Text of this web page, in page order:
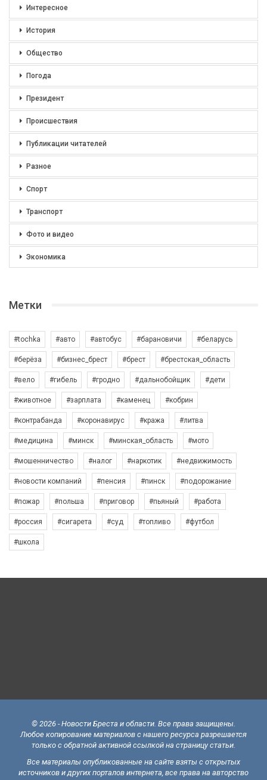
Интересное
История
Общество
Погода
Президент
Происшествия
Публикации читателей
Разное
Спорт
Транспорт
Фото и видео
Экономика
Метки
#tochka #авто #автобус #барановичи #беларусь
#берёза #бизнес_брест #брест #брестская_область
#вело #гибель #гродно #дальнобойщик #дети
#животное #зарплата #каменец #кобрин
#контрабанда #коронавирус #кража #литва
#медицина #минск #минская_область #мото
#мошенничество #налог #наркотик #недвижимость
#новости компаний #пенсия #пинск #подорожание
#пожар #польша #приговор #пьяный #работа
#россия #сигарета #суд #топливо #футбол
#школа
© 2026 - Новости Бреста и области. Все права защищены.
Любое копирование материалов с нашего ресурса разрешается
только с обратной активной ссылкой на страницу статьи.
Все материалы опубликованные на сайте взяты с открытых
источников и других порталов интернета, все права на авторство